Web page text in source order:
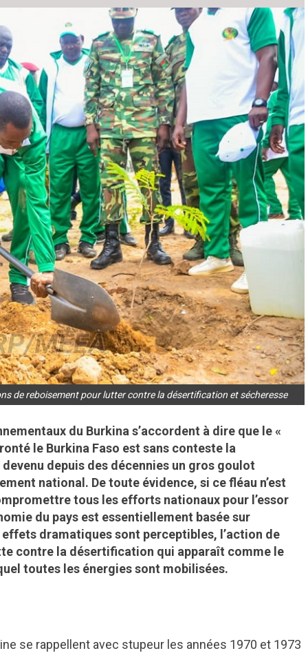
de reboisement pour lutter contre la désertification et sécheresse
du Burkina s’accordent à dire que le «
le Burkina Faso est sans conteste la
depuis des décennies un gros goulot
national. De toute évidence, si ce fléau n’est
tous les efforts nationaux pour l’essor
du pays est essentiellement basée sur
dramatiques sont perceptibles, l’action de
contre la désertification qui apparaît comme le
toutes les énergies sont mobilisées.
se rappellent avec stupeur les années 1970 et 1973